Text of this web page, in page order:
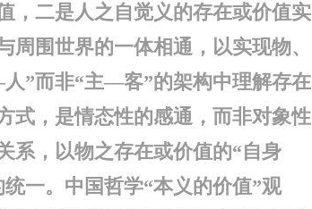
，二是人之自觉义的存在或价值实
围世界的一体相通，以实现物、
”而非“主—客”的架构中理解存在
式，是情态性的感通，而非对象性
系，以物之存在或价值的“自身
一。中国哲学“本义的价值”观